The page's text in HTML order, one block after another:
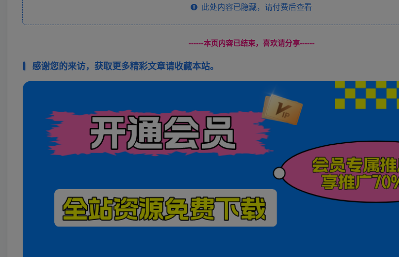
此处内容已隐藏，请付费后查看
------本页内容已结束，喜欢请分享------
感谢您的来访，获取更多精彩文章请收藏本站。